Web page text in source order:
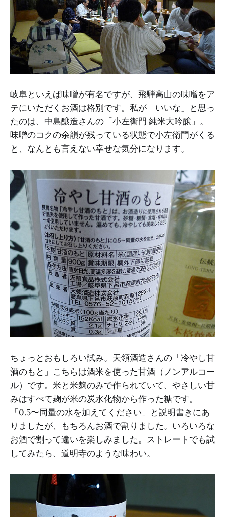
岐阜といえば味噌が有名ですが、飛騨高山の味噌をア
テにいただくお酒は格別です。私が「いいな」と思っ
たのは、中島醸造さんの「小左衛門 純米大吟醸」。
味噌のコクの余韻が残っている状態で小左衛門がくる
と、なんとも言えない幸せな気分になります。
ちょっとおもしろい試み。天領酒造さんの「冷やし甘
酒のもと」こちらは酒米を使った甘酒（ノンアルコー
ル）です。米と米麹のみで作られていて、やさしい甘
みはすべて麹が米の炭水化物から作った糖です。
「0.5〜同量の水を加えてください」と説明書きにあ
りましたが、もちろんお酒で割りました。いろいろな
お酒で割って違いを楽しみました。ストレートでも試
してみたら、道明寺のような味わい。